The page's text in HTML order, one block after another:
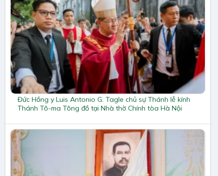
Đức Hồng y Luis Antonio G. Tagle chủ sự Thánh lễ kính
Thánh Tô-ma Tông đồ tại Nhà thờ Chính tòa Hà Nội